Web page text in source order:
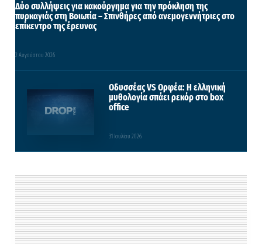
Δύο συλλήψεις για κακούργημα για την πρόκληση της
πυρκαγιάς στη Βοιωτία – Σπινθήρες από ανεμογεννήτριες στο
επίκεντρο της έρευνας
2 Αυγούστου 2026
Οδυσσέας VS Ορφέα: Η ελληνική
μυθολογία σπάει ρεκόρ στο box
office
31 Ιουλίου 2026